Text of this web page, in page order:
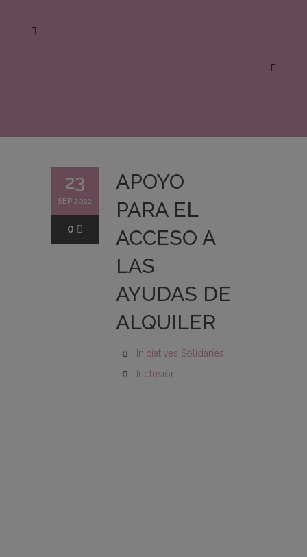
23
SEP 2022
0
APOYO
PARA EL
ACCESO A
LAS
AYUDAS DE
ALQUILER
Iniciatives Solidaries
Inclusión